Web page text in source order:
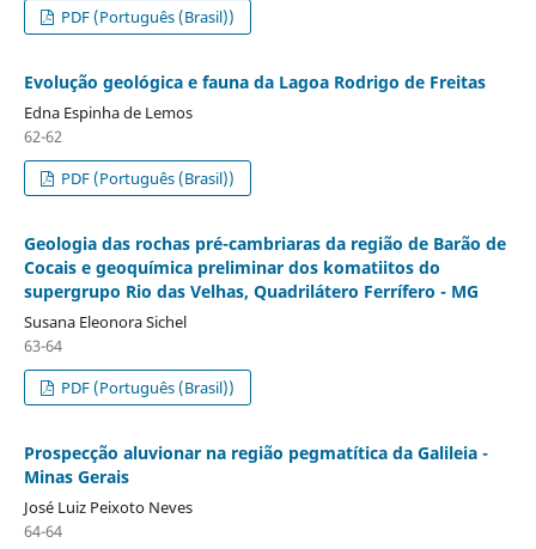
PDF (Português (Brasil))
Evolução geológica e fauna da Lagoa Rodrigo de Freitas
Edna Espinha de Lemos
62-62
PDF (Português (Brasil))
Geologia das rochas pré-cambriaras da região de Barão de
Cocais e geoquímica preliminar dos komatiitos do
supergrupo Rio das Velhas, Quadrilátero Ferrífero - MG
Susana Eleonora Sichel
63-64
PDF (Português (Brasil))
Prospecção aluvionar na região pegmatítica da Galileia -
Minas Gerais
José Luiz Peixoto Neves
64-64